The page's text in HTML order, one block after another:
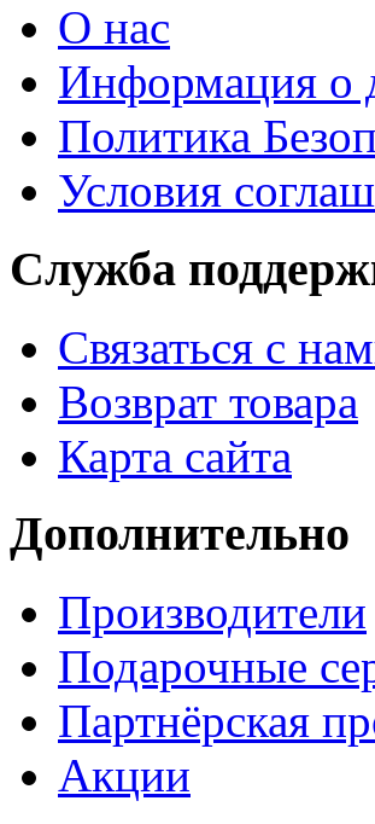
О нас
Информация о
Политика
Условия
Служба
Связаться с
Возврат товара
Карта сайта
Дополнительно
Производители
Подарочные
Партнёрская
Акции